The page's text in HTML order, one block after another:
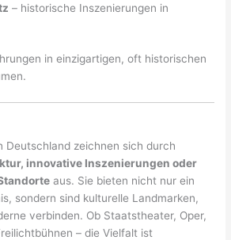
– historische Inszenierungen in
in einzigartigen, oft historischen
Deutschland zeichnen sich durch
innovative Inszenierungen oder
aus. Sie bieten nicht nur ein
sondern sind kulturelle Landmarken,
verbinden. Ob Staatstheater, Oper,
– die Vielfalt ist